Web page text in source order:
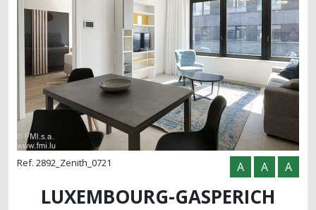
Ref. 2892_Zenith_0721 A A A
LUXEMBOURG-GASPERICH